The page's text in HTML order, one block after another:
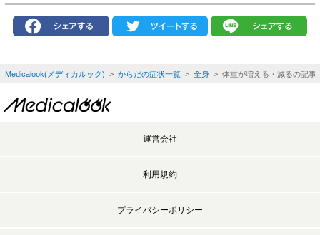
Medicalook(メディカルック) > からだの症状一覧> 全身> 体重が増える・減るの記事
運営会社
利用規約
プライバシーポリシー